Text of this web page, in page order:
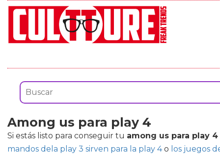
Among us para play 4
Si estás listo para conseguir tu among us para play 4
mandos dela play 3 sirven para la play 4o los juegos